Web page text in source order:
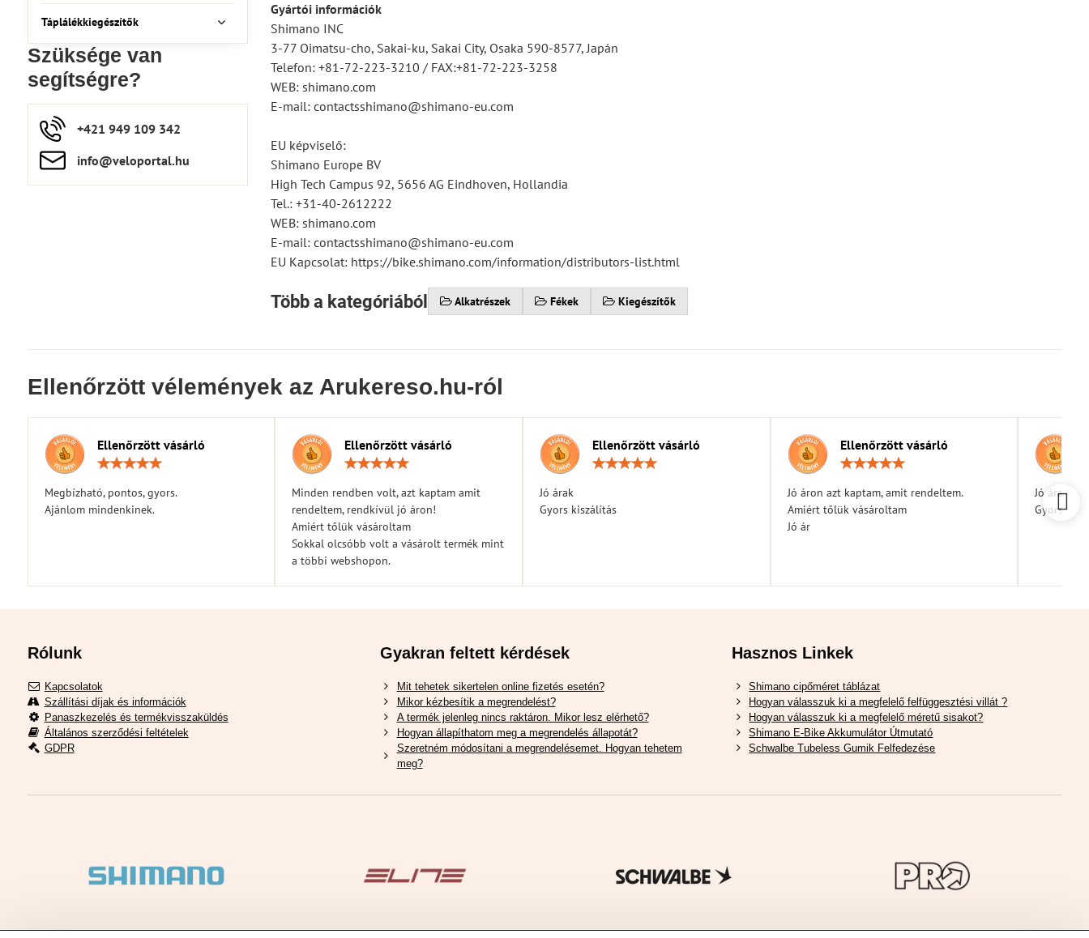
Gyártói információk
Shimano INC
3-77 Oimatsu-cho, Sakai-ku, Sakai City, Osaka 590-8577, Japán
Telefon: +81-72-223-3210 / FAX:+81-72-223-3258
WEB: shimano.com
E-mail: contactsshimano@shimano-eu.com
EU képviselő:
Shimano Europe BV
High Tech Campus 92, 5656 AG Eindhoven, Hollandia
Tel.: +31-40-2612222
WEB: shimano.com
E-mail: contactsshimano@shimano-eu.com
EU Kapcsolat: https://bike.shimano.com/information/distributors-list.html
Több a kategóriából Alkatrészek Fékek Kiegészítők
Táplálékkiegészítők
Szüksége van
segítségre?
+421 949 109 342
info​​@veloportal​.hu
Ellenőrzött vélemények az Arukereso.hu-ról
Ellenőrzött vásárló
Megbízható, pontos, gyors.
Ajánlom mindenkinek.
Ellenőrzött vásárló
/
5
Minden rendben volt, azt kaptam amit
rendeltem, rendkívül jó áron!
Amiért tőlük vásároltam
Sokkal olcsóbb volt a vásárolt termék mint
a többi webshopon.
Ellenőrzött vásárló
Jó árak
Gyors kiszálítás
Ellenőrzött vásárló
/
5
Jó áron azt kaptam, amit rendeltem.
Amiért tőlük vásároltam
Jó ár
Jó árak
Gyors
Rólunk
Kapcsolatok
Szállítási díjak és információk
Panaszkezelés és termékvisszaküldés
Általános szerződési feltételek
GDPR
Gyakran feltett kérdések
Mit tehetek sikertelen online fizetés esetén?
Mikor kézbesítik a megrendelést?
A termék jelenleg nincs raktáron. Mikor lesz elérhető?
Hogyan állapíthatom meg a megrendelés állapotát?
Szeretném módosítani a megrendelésemet. Hogyan tehetem
meg?
Hasznos Linkek
Shimano cipőméret táblázat
Hogyan válasszuk ki a megfelelő felfüggesztési villát ?
Hogyan válasszuk ki a megfelelő méretű sisakot?
Shimano E-Bike Akkumulátor Útmutató
Schwalbe Tubeless Gumik Felfedezése